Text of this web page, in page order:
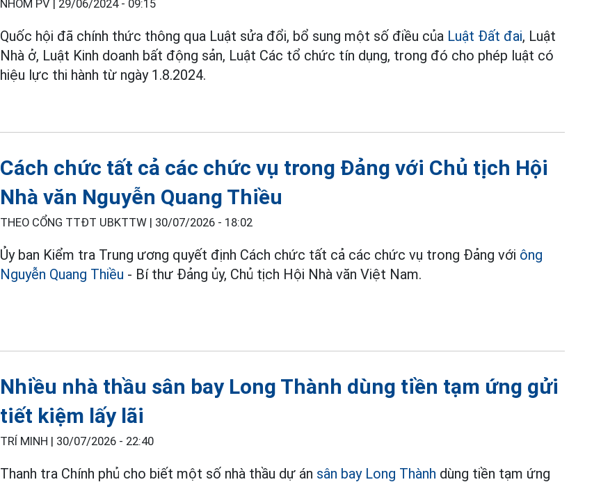
NHÓM PV | 29/06/2024 - 09:15
Quốc hội đã chính thức thông qua Luật sửa đổi, bổ sung một số điều của Luật Đất đai, Luật
Nhà ở, Luật Kinh doanh bất động sản, Luật Các tổ chức tín dụng, trong đó cho phép luật có
hiệu lực thi hành từ ngày 1.8.2024.
Cách chức tất cả các chức vụ trong Đảng với Chủ tịch Hội
Nhà văn Nguyễn Quang Thiều
THEO CỔNG TTĐT UBKTTW | 30/07/2026 - 18:02
Ủy ban Kiểm tra Trung ương quyết định Cách chức tất cả các chức vụ trong Đảng với ông
Nguyễn Quang Thiều - Bí thư Đảng ủy, Chủ tịch Hội Nhà văn Việt Nam.
Nhiều nhà thầu sân bay Long Thành dùng tiền tạm ứng gửi
tiết kiệm lấy lãi
TRÍ MINH | 30/07/2026 - 22:40
Thanh tra Chính phủ cho biết một số nhà thầu dự án sân bay Long Thành dùng tiền tạm ứng